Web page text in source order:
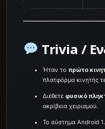
Trivia /
Ήταν το πρώτο
πλατφόρμα κινητής
Διέθετε φυσικό
ακρίβεια χειρισμού.
Το σύστημα Android